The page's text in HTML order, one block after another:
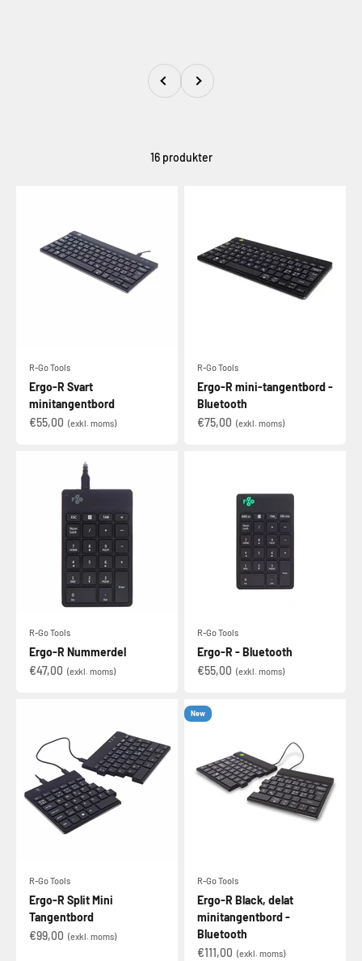
Föregående
Nästa
16 produkter
R-Go Tools
Ergo-R Svart
minitangentbord
€55,00 (exkl. moms)
R-Go Tools
Ergo-R mini-tangentbord -
Bluetooth
€75,00 (exkl. moms)
R-Go Tools
Ergo-R Nummerdel
€47,00 (exkl. moms)
R-Go Tools
Ergo-R - Bluetooth
€55,00 (exkl. moms)
R-Go Tools
Ergo-R Split Mini
Tangentbord
€99,00 (exkl. moms)
New
R-Go Tools
Ergo-R Black, delat
minitangentbord -
Bluetooth
€111,00 (exkl. moms)